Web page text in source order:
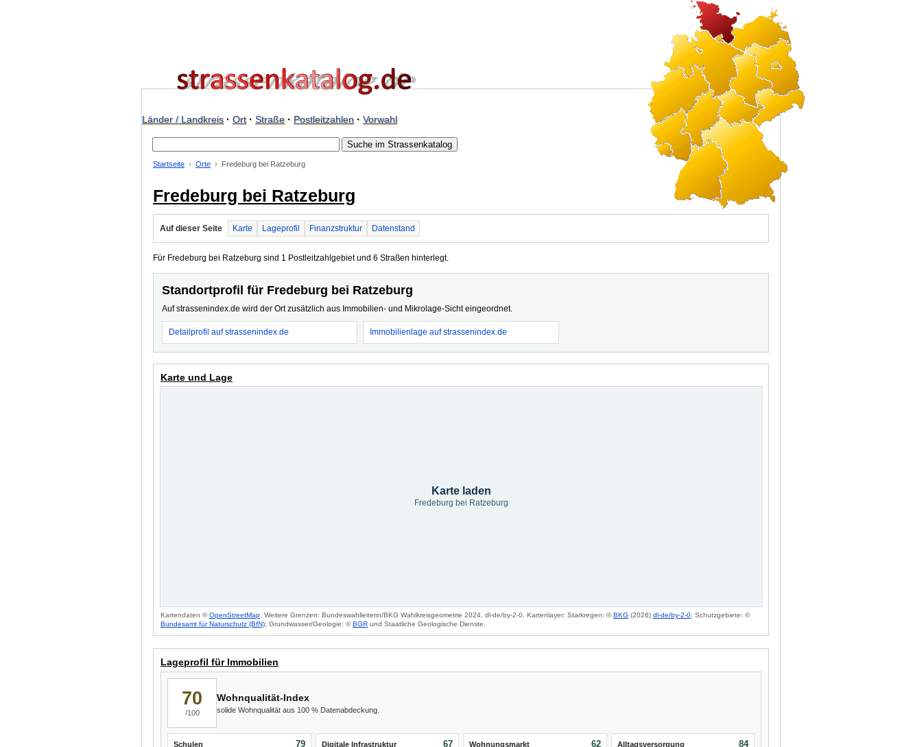
Länder / Landkreis· Ort· Straße· Postleitzahlen· Vorwahl
Startseite Orte Fredeburg bei Ratzeburg
Fredeburg bei Ratzeburg
Auf dieser Seite Karte Lageprofil Finanzstruktur Datenstand
Für Fredeburg bei Ratzeburg sind 1 Postleitzahlgebiet und 6 Straßen hinterlegt.
Standortprofil für Fredeburg bei Ratzeburg
Auf strassenindex.de wird der Ort zusätzlich aus Immobilien- und Mikrolage-Sicht eingeordnet.
Detailprofil auf strassenindex.de Immobilienlage auf strassenindex.de
Karte und Lage
Karte laden
Fredeburg bei Ratzeburg
Kartendaten ©OpenStreetMap . Weitere Grenzen: Bundeswahlleiterin/BKG Wahlkreisgeometrie 2024, dl-de/by-2-0. Kartenlayer: Starkregen: ©BKG (2026) dl-de/by-2-0; Schutzgebiete: ©
Bundesamt für Naturschutz (BfN); Grundwasser/Geologie: ©BGR und Staatliche Geologische Dienste.
Lageprofil für Immobilien
70
/100
Wohnqualität-Index
solide Wohnqualität aus 100 % Datenabdeckung.
Schulen 79 Digitale Infrastruktur 67 Wohnungsmarkt 62 Alltagsversorgung 84